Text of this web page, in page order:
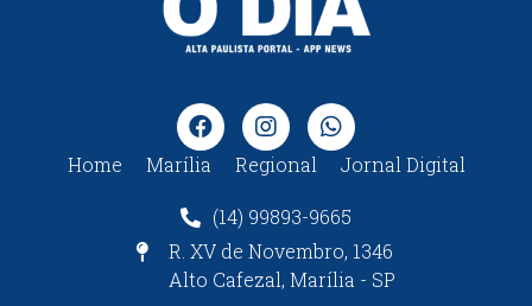
Home Marília Regional Jornal Digital
(14) 99893-9665
R. XV de Novembro, 1346
Alto Cafezal, Marília - SP